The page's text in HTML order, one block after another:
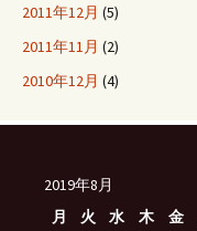
2011年12月 (5)
2011年11月 (2)
2010年12月 (4)
2019年8月
月
火 水 木 金